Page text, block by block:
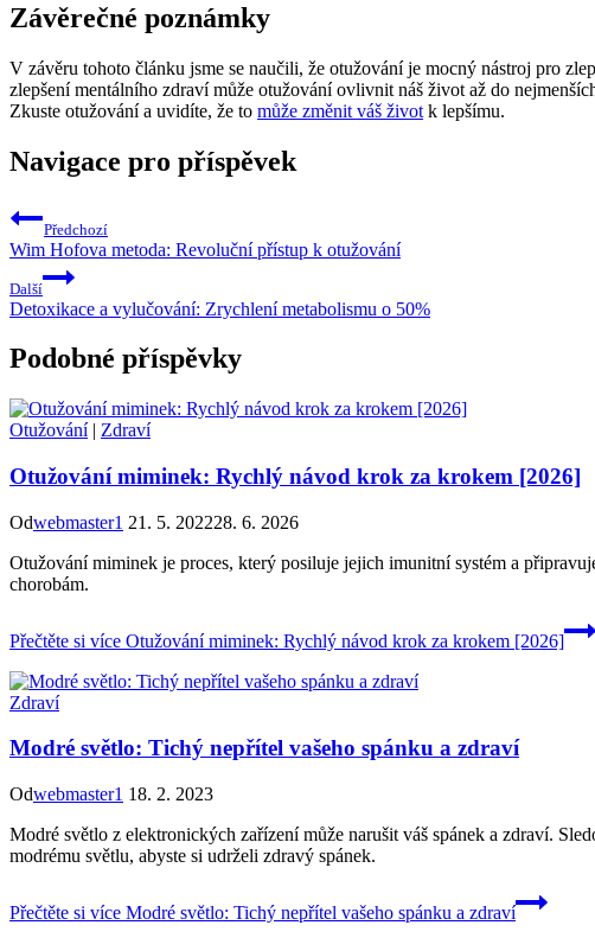
Závěrečné poznámky
V závěru tohoto článku jsme se naučili, že otužování je mocný nástroj pro
zlepšení mentálního zdraví může otužování ovlivnit náš život až do
Zkuste otužování a uvidíte, že to může změnit váš život k lepšímu.
Navigace pro příspěvek
Předchozí
Wim Hofova metoda: Revoluční přístup k otužování
Další
Detoxikace a vylučování: Zrychlení metabolismu o 50%
Podobné příspěvky
Otužování| Zdraví
Otužování miminek: Rychlý návod krok za krokem [2026]
Odwebmaster1 21. 5. 202228. 6. 2026
Otužování miminek je proces, který posiluje jejich imunitní systém a
chorobám.
Přečtěte si více Otužování miminek: Rychlý návod krok za krokem [2026]
Zdraví
Modré světlo: Tichý nepřítel vašeho spánku a zdraví
Odwebmaster1 18. 2. 2023
Modré světlo z elektronických zařízení může narušit váš spánek a zdraví.
modrému světlu, abyste si udrželi zdravý spánek.
Přečtěte si více Modré světlo: Tichý nepřítel vašeho spánku a zdraví